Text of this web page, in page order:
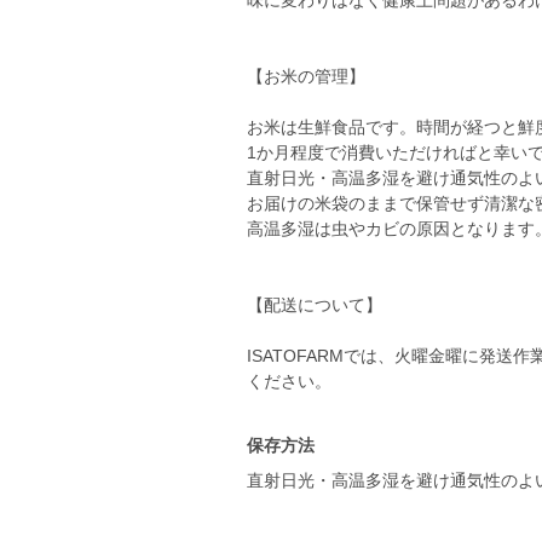
【お米の管理】
お米は生鮮食品です。時間が経つと
1か月程度で消費いただければと幸い
直射日光・高温多湿を避け通気性の
お届けの米袋のままで保管せず清潔
高温多湿は虫やカビの原因となりま
【配送について】
ISATOFARMでは、火曜金曜に発送作
ください。
保存方法
直射日光・高温多湿を避け通気性のよ